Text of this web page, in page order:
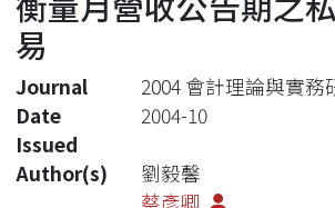
Statistics
易
Journal
2004 會計理論與實務
Date
Issued
2004-10
Author(s)
劉毅馨
蔡彥卿